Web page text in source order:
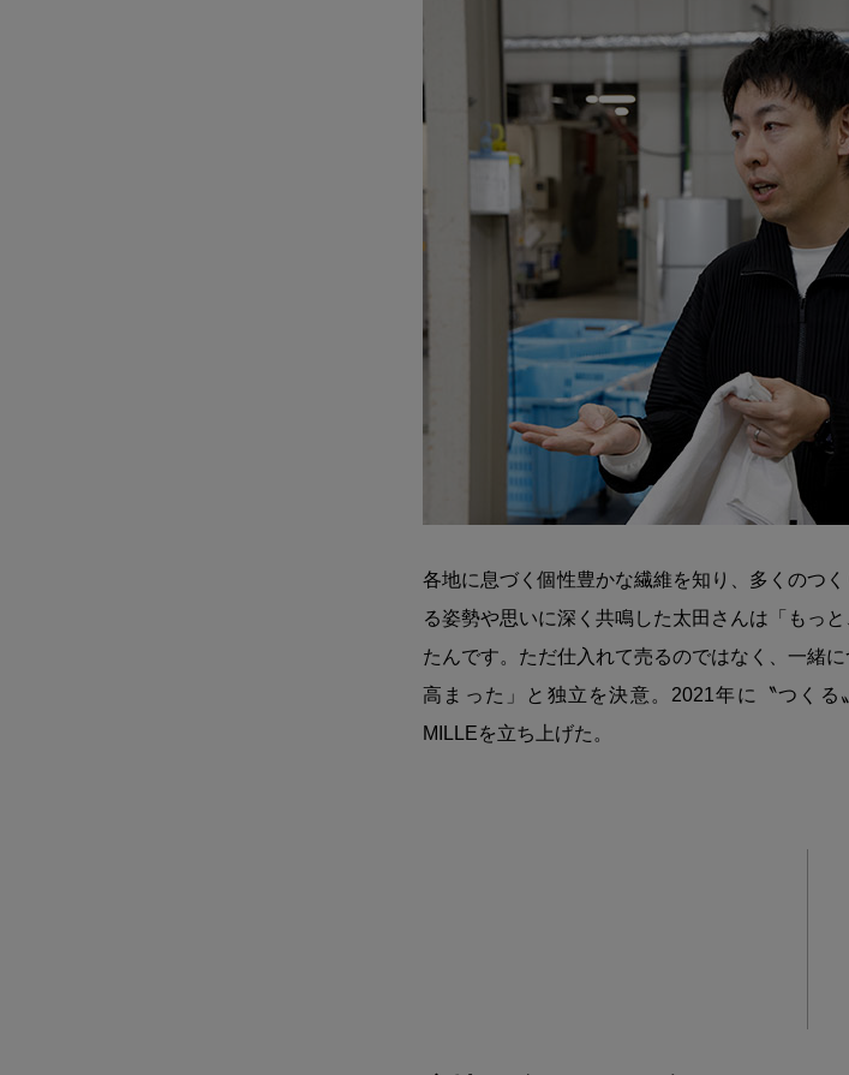
各地に息づく個性豊かな繊維を知り、多くのつ
る姿勢や思いに深く共鳴した太田さんは「もっ
たんです。ただ仕入れて売るのではなく、一緒
高まった」と独立を決意。2021年に〝つく
MILLEを立ち上げた。